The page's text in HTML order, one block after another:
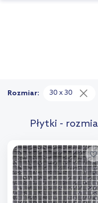
Płytki -
Rozmiar: 30 x 30